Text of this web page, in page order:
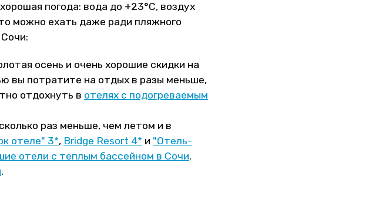
погода: вода до +23°С, воздух
можно ехать даже ради пляжного
осень и очень хорошие скидки на
вы потратите на отдых в разы меньше,
отдохнуть в отелях с подогреваемым
раз меньше, чем летом и в
отеле" 3*, Bridge Resort 4* и "Отель-
отели с теплым бассейном в Сочи.
.